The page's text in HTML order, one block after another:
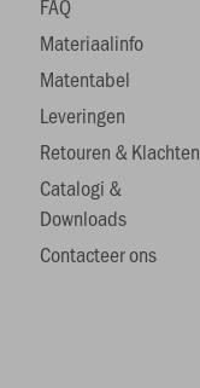
FAQ
Materiaalinfo
Matentabel
Leveringen
Retouren & Klachten
Catalogi &
Downloads
Contacteer ons